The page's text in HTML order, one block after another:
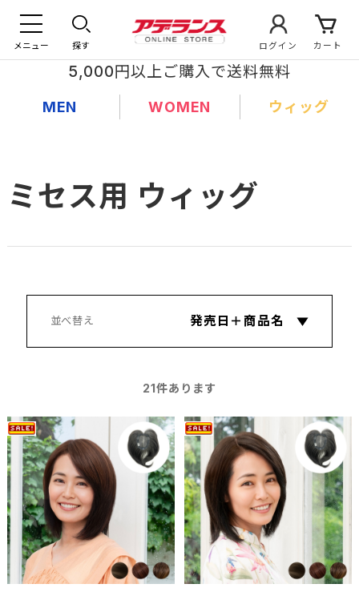
メニュー 探す ログイン カート
5,000円以上ご購入で送料無料
MEN WOMEN ウィッグ
ミセス用 ウィッグ
21件あります